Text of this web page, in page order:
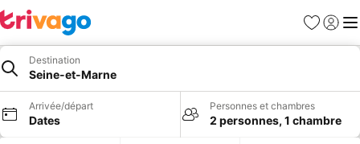
Favoris
Se
Destination
Seine-et-Marne
Arrivée/départ
Dates
Personnes et chambres
2 personnes, 1 chambre